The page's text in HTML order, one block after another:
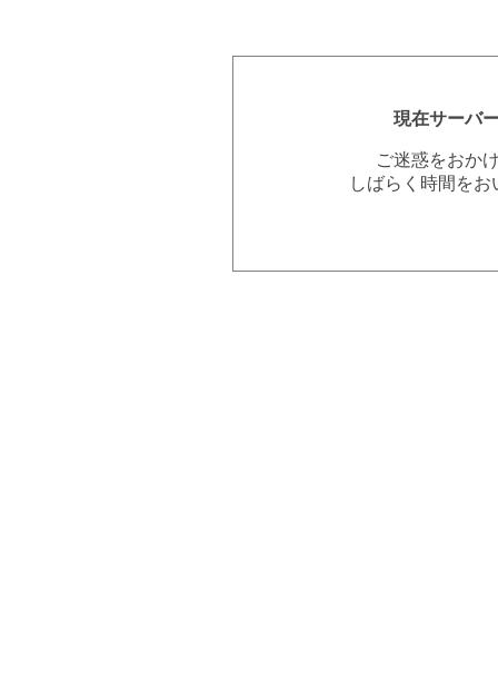
現在サーバ
ご迷惑をおか
しばらく時間を